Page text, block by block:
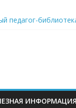
педагог-
особый
ИНФОРМАЦИЯ